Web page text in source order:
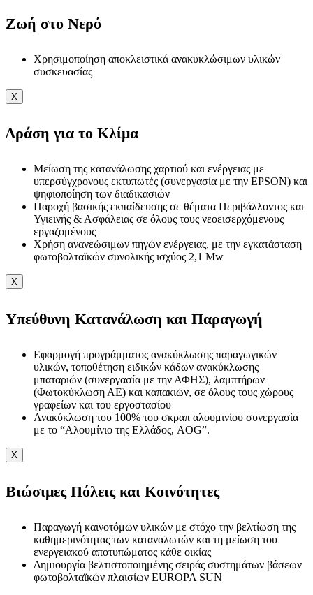
Ζωή στο Νερό
Χρησιμοποίηση αποκλειστικά ανακυκλώσιμων υλικών
συσκευασίας
X
Δράση για το Κλίμα
Μείωση της κατανάλωσης χαρτιού και ενέργειας με
υπερσύγχρονους εκτυπωτές (συνεργασία με την EPSON) και
ψηφιοποίηση των διαδικασιών
Παροχή βασικής εκπαίδευσης σε θέματα Περιβάλλοντος και
Υγιεινής & Ασφάλειας σε όλους τους νεοεισερχόμενους
εργαζομένους
Χρήση ανανεώσιμων πηγών ενέργειας, με την εγκατάσταση
φωτοβολταϊκών συνολικής ισχύος 2,1 Mw
X
Υπεύθυνη Κατανάλωση και Παραγωγή
Εφαρμογή προγράμματος ανακύκλωσης παραγωγικών
υλικών, τοποθέτηση ειδικών κάδων ανακύκλωσης
μπαταριών (συνεργασία με την ΑΦΗΣ), λαμπτήρων
(Φωτοκύκλωση ΑΕ) και καπακιών, σε όλους τους χώρους
γραφείων και του εργοστασίου
Ανακύκλωση του 100% του σκραπ αλουμινίου συνεργασία
με το “Αλουμίνιο της Ελλάδος, AOG”.
X
Βιώσιμες Πόλεις και Κοινότητες
Παραγωγή καινοτόμων υλικών με στόχο την βελτίωση της
καθημερινότητας των καταναλωτών και τη μείωση του
ενεργειακού αποτυπώματος κάθε οικίας
Δημιουργία βελτιστοποιημένης σειράς συστημάτων βάσεων
φωτοβολταϊκών πλαισίων EUROPA SUN